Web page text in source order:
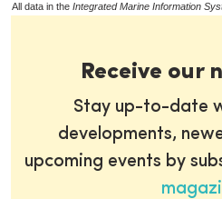
All data in the Integrated Marine Information
Receive our
Stay up-to-date
developments,
upcoming events by